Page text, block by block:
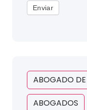
Enviar
ABOGADO
ABOGADOS